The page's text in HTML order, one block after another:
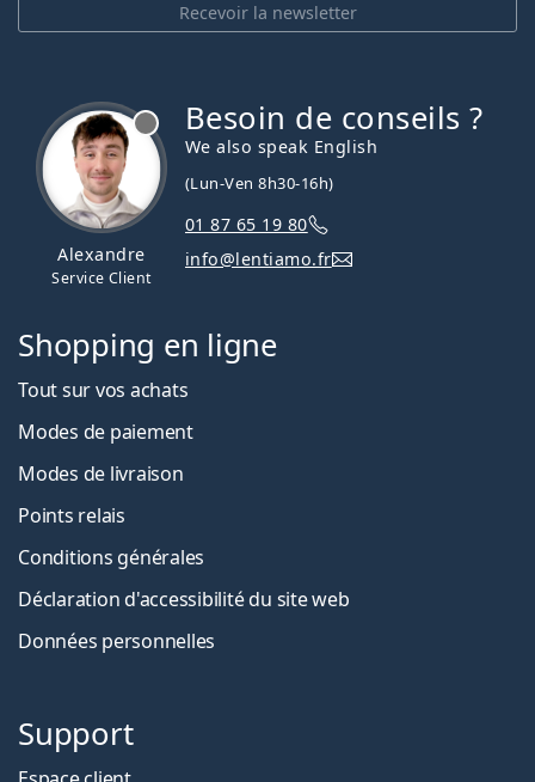
Recevoir la newsletter
Alexandre
Service Client
Besoin de conseils ?
We also speak English
(Lun-Ven 8h30-16h)
01 87 65 19 80
info@lentiamo.fr
Shopping en ligne
Tout sur vos achats
Modes de paiement
Modes de livraison
Points relais
Conditions générales
Déclaration d'accessibilité du site web
Données personnelles
Support